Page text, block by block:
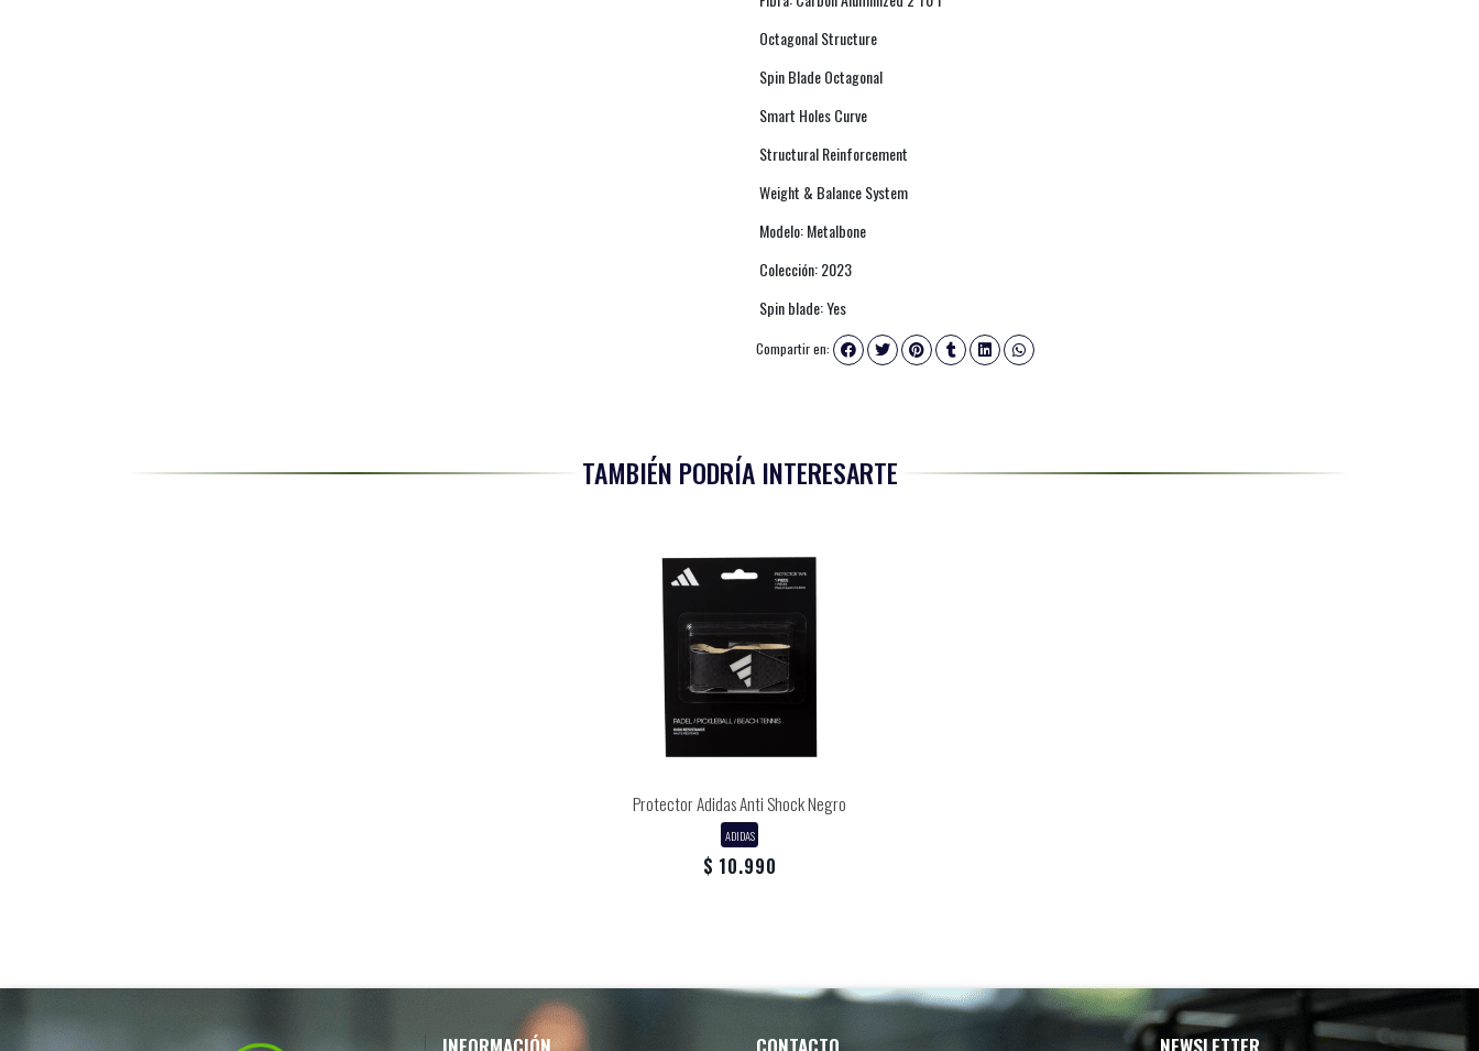
Octagonal Structure
Spin Blade Octagonal
Smart Holes Curve
Structural Reinforcement
Weight & Balance System
Modelo: Metalbone
Colección: 2023
Spin blade: Yes
Compartir en:
TAMBIÉN PODRÍA INTERESARTE
Protector Adidas Anti Shock Negro
ADIDAS
$ 10.990